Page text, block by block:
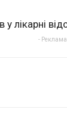
у лікарні
- Реклама